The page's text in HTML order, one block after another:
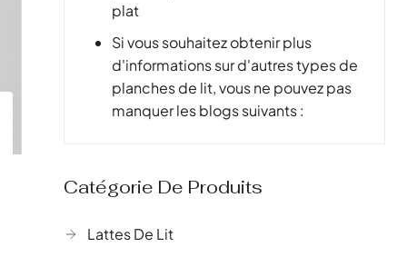
plat
Si vous souhaitez obtenir plus
d'informations sur d'autres types de
planches de lit, vous ne pouvez pas
manquer les blogs suivants :
Catégorie De Produits
Lattes De Lit